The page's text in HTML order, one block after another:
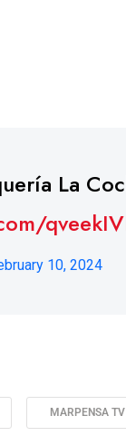
La
10, 2024
MARPENSA TV